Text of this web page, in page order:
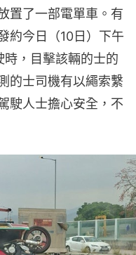
置了一部電單車。有
約今日（10日）下午
，目擊該輛的士的
的士司機有以繩索繫
駛人士擔心安全，不